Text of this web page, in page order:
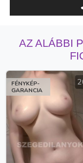
AZ ALÁBBI
FÉNYKÉP-
GARANCIA